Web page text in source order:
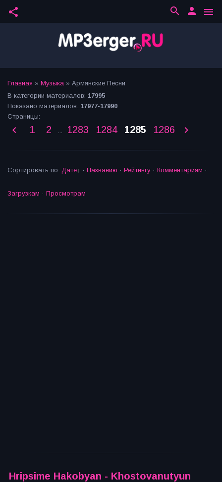
share menu
person
search
Главная » Музыка » Армянские Песни
В категории материалов: 17995
Показано материалов: 17977-17990
Страницы:
1 2 ... 1283 1284 1285 1286
Сортировать по: Дате · Названию · Рейтингу · Комментариям ·
Загрузкам · Просмотрам
Hripsime Hakobyan - Khostovanutyun